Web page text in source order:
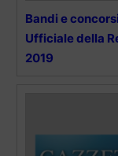
Bandi e
Ufficiale della
2019